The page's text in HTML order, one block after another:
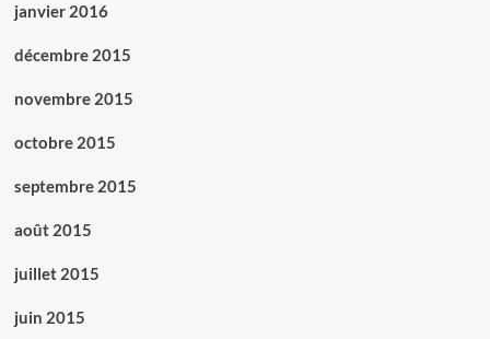
janvier 2016
décembre 2015
novembre 2015
octobre 2015
septembre 2015
août 2015
juillet 2015
juin 2015